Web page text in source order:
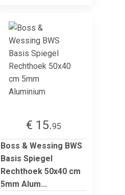
€ 15.95
Boss & Wessing BWS
Basis Spiegel
Rechthoek 50x40 cm
5mm Alum...